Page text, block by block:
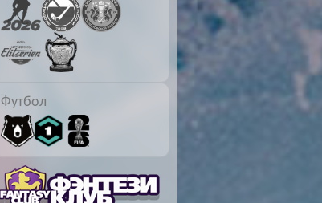
Футбол — ЛЧ
Хоккей — КХЛ
Буч: блог болельщика
Hound: блог болельщика
Футбол